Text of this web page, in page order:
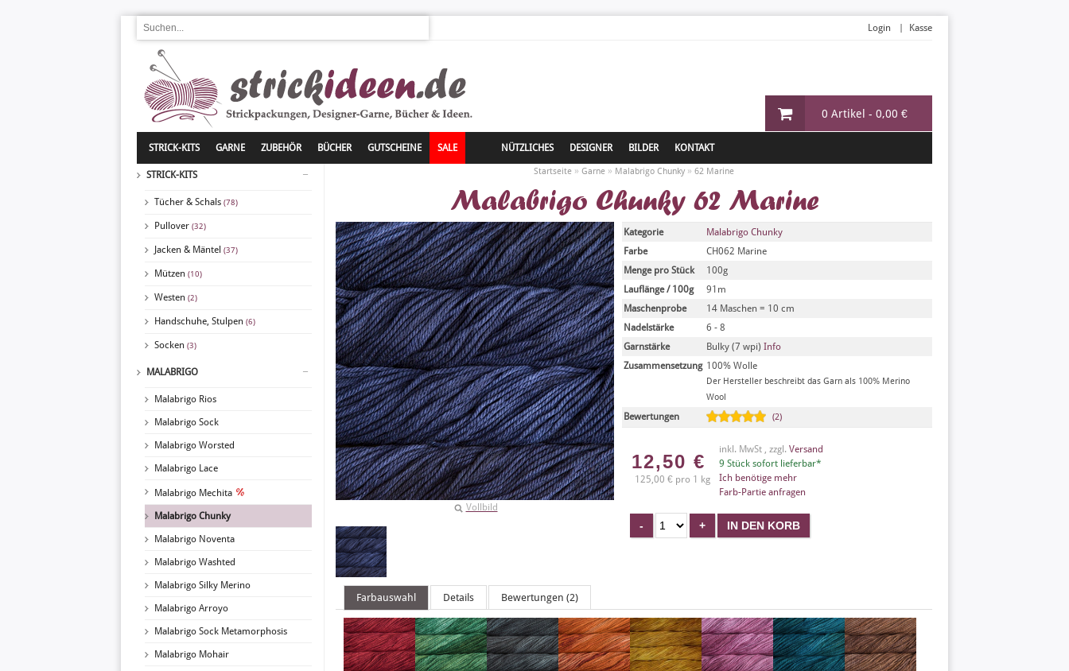
0 Artikel - 0,00 €
Login Kasse
STRICK-KITS GARNE ZUBEHÖR BÜCHER GUTSCHEINE SALE NÜTZLICHES DESIGNER BILDER KONTAKT
STRICK-KITS
Tücher & Schals (78)
Pullover (32)
Jacken & Mäntel (37)
Mützen (10)
Westen (2)
Handschuhe, Stulpen (6)
Socken (3)
MALABRIGO
Malabrigo Rios
Malabrigo Sock
Malabrigo Worsted
Malabrigo Lace
Malabrigo Mechita
Malabrigo Chunky
Malabrigo Noventa
Malabrigo Washted
Malabrigo Silky Merino
Malabrigo Arroyo
Malabrigo Sock Metamorphosis
Malabrigo Mohair
Startseite » Garne » Malabrigo Chunky » 62 Marine
Malabrigo Chunky 62 Marine
Vollbild
Kategorie
Malabrigo Chunky
Farbe
CH062 Marine
Menge pro Stück
100g
Lauflänge / 100g
91m
Maschenprobe
14 Maschen = 10 cm
Nadelstärke
6 - 8
Garnstärke
Bulky (7 wpi) Info
Zusammensetzung 100% Wolle
Der Hersteller beschreibt das Garn als 100% Merino
Wool
Bewertungen (2)
12,50 €
125,00 € pro 1 kg
inkl. MwSt , zzgl. Versand
9 Stück sofort lieferbar*
Ich benötige mehr
Farb-Partie anfragen
Farbauswahl Details Bewertungen (2)